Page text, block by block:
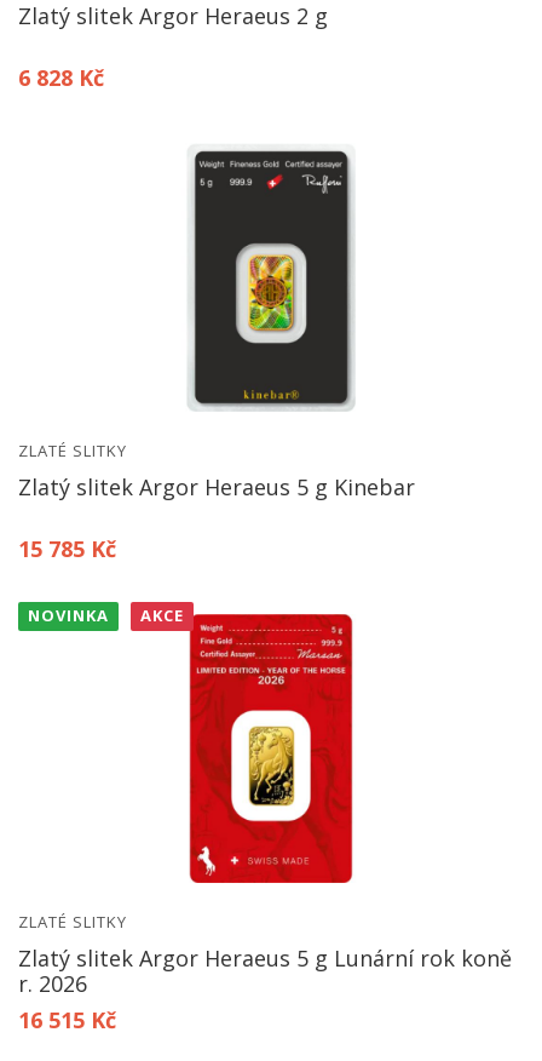
Zlatý slitek Argor Heraeus 2 g
6 828 Kč
ZLATÉ SLITKY
Zlatý slitek Argor Heraeus 5 g Kinebar
15 785 Kč
NOVINKA AKCE
ZLATÉ SLITKY
Zlatý slitek Argor Heraeus 5 g Lunární rok koně
r. 2026
16 515 Kč